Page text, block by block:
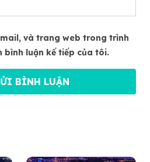
và trang web trong trình
bình luận kế tiếp của tôi.